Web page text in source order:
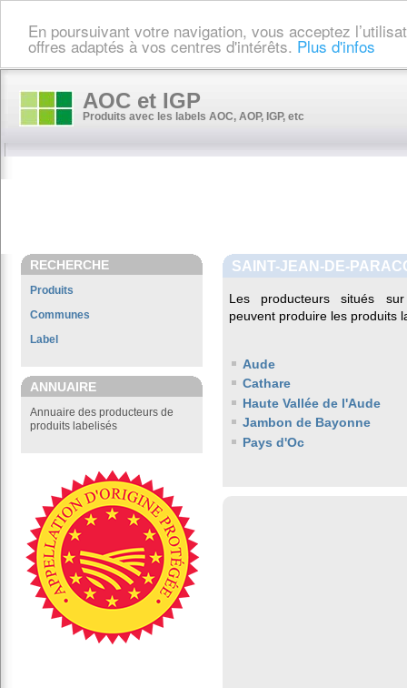
En poursuivant votre navigation, vous acceptez
offres adaptés à vos centres d'intérêts. Plus d'infos
AOC et IGP
Produits avec les labels AOC, AOP, IGP, etc
RECHERCHE
Produits
Communes
Label
ANNUAIRE
Annuaire des producteurs de
produits labelisés
SAINT-JEAN-DE-
Les producteurs situés
peuvent produire les produits
Aude
Cathare
Haute Vallée de l'Aude
Jambon de Bayonne
Pays d'Oc